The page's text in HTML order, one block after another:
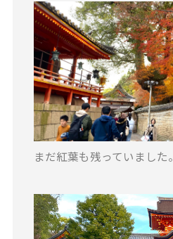
まだ紅葉も残っていました。